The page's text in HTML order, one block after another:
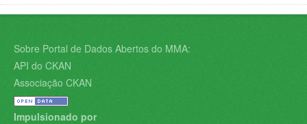
Sobre Portal de Dados Abertos do MMA:
API do CKAN
Associação CKAN
Impulsionado por